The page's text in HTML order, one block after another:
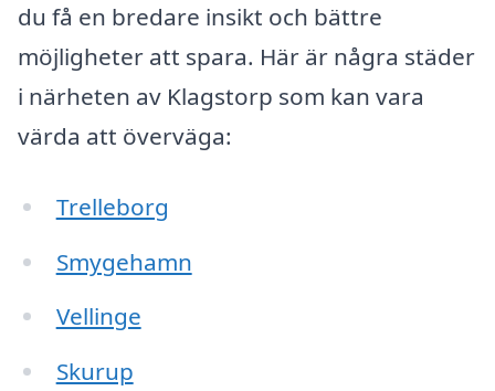
du få en bredare insikt och bättre
möjligheter att spara. Här är några städer
i närheten av Klagstorp som kan vara
värda att överväga:
Trelleborg
Smygehamn
Vellinge
Skurup